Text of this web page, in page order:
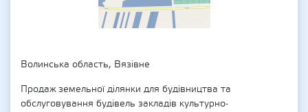
Волинська область, Вязівне
Продаж земельної ділянки для будівництва та
обслуговування будівель закладів культурно-